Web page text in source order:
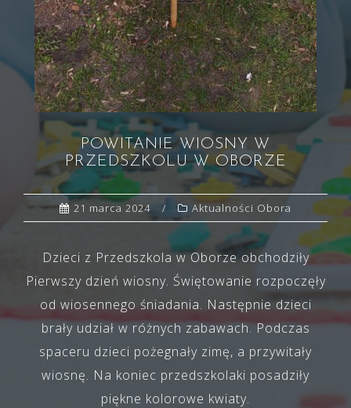
POWITANIE WIOSNY W
PRZEDSZKOLU W OBORZE
21 marca 2024 Aktualności Obora
Dzieci z Przedszkola w Oborze obchodziły
Pierwszy dzień wiosny. Świętowanie rozpoczęły
od wiosennego śniadania. Następnie dzieci
brały udział w różnych zabawach. Podczas
spaceru dzieci pożegnały zimę, a przywitały
wiosnę. Na koniec przedszkolaki posadziły
piękne kolorowe kwiaty.